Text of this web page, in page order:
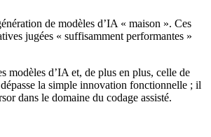
de modèles d’IA « maison ». Ces
jugées « suffisamment performantes »
modèles d’IA et, de plus en plus, celle de
la simple innovation fonctionnelle ; il
dans le domaine du codage assisté.